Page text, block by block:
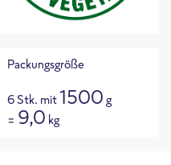
Packungsgröße
6 Stk. mit1500g
= 9,0 kg